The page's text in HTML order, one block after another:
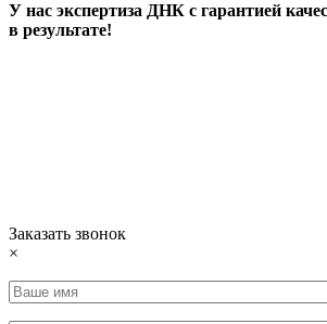
У нас экспертиза ДНК с гарантией
в результате!
Заказать звонок
×